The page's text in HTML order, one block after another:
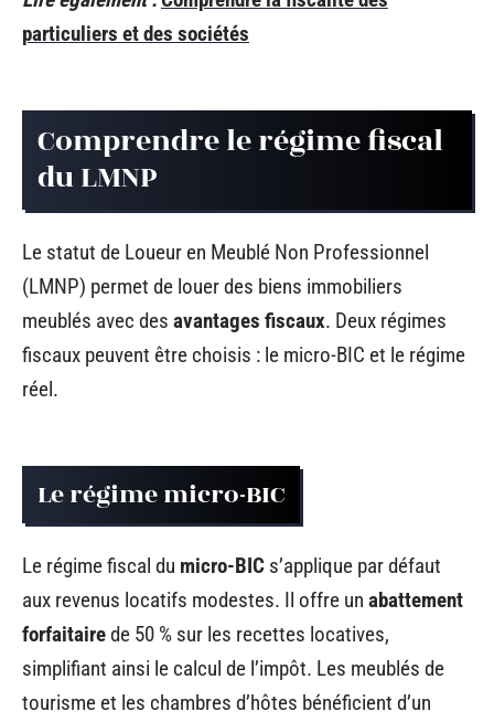
particuliers et des sociétés
Comprendre le régime fiscal
du LMNP
Le statut de Loueur en Meublé Non Professionnel
(LMNP) permet de louer des biens immobiliers
meublés avec des avantages fiscaux. Deux régimes
fiscaux peuvent être choisis : le micro-BIC et le régime
réel.
Le régime micro-BIC
Le régime fiscal du micro-BIC s’applique par défaut
aux revenus locatifs modestes. Il offre un abattement
forfaitairede 50 % sur les recettes locatives,
simplifiant ainsi le calcul de l’impôt. Les meublés de
tourisme et les chambres d’hôtes bénéficient d’un